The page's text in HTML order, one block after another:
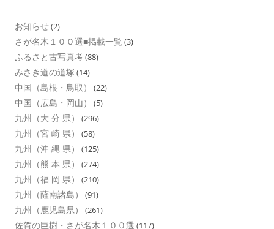
お知らせ(2)
さが名木１００選■掲載一覧 (3)
ふるさと古写真考(88)
みさき道の道塚 (14)
中国（島根・鳥取） (22)
中国（広島・岡山） (5)
九州（大 分 県） (296)
九州（宮 崎 県） (58)
九州（沖 縄 県） (125)
九州（熊 本 県） (274)
九州（福 岡 県） (210)
九州（薩南諸島） (91)
九州（鹿児島県） (261)
佐賀の巨樹・さが名木１００選 (117)